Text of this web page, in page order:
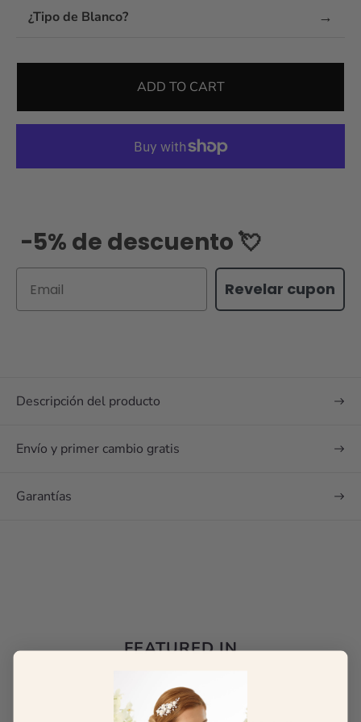
¿Tipo de Blanco? →
ADD TO CART
-5% de descuento 💘
Revelar cupon
Descripción del producto
Envío y primer cambio gratis
Garantías
FEATURED IN